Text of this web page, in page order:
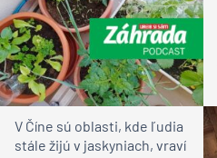
V Číne sú oblasti, kde ľudia
stále žijú v jaskyniach, vraví